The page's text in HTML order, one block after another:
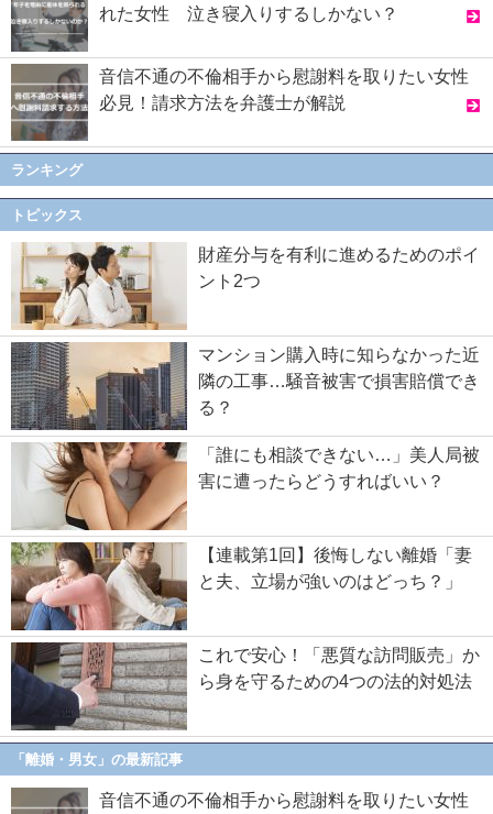
れた女性 泣き寝入りするしかない？
音信不通の不倫相手から慰謝料を取りたい女性
必見！請求方法を弁護士が解説
ランキング
トピックス
財産分与を有利に進めるためのポイ
ント2つ
マンション購入時に知らなかった近
隣の工事…騒音被害で損害賠償でき
る？
「誰にも相談できない…」美人局被
害に遭ったらどうすればいい？
【連載第1回】後悔しない離婚「妻
と夫、立場が強いのはどっち？」
これで安心！「悪質な訪問販売」か
ら身を守るための4つの法的対処法
「離婚・男女」の最新記事
音信不通の不倫相手から慰謝料を取りたい女性